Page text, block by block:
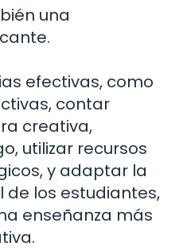
una
efectivas, como
contar
creativa,
utilizar recursos
y adaptar la
de los estudiantes,
enseñanza más